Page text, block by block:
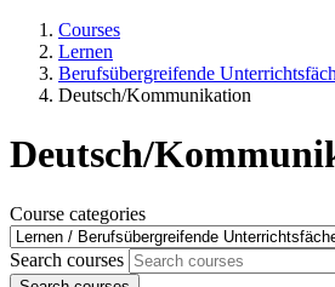
Courses
Lernen
Berufsübergreifende
Deutsch/Kommunikation
Deutsch/
Course categories
Search courses